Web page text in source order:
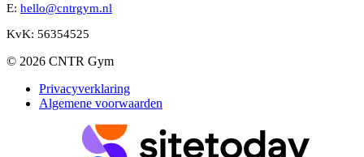
E: hello@cntrgym.nl
KvK: 56354525
© 2026 CNTR Gym
Privacyverklaring
Algemene voorwaarden